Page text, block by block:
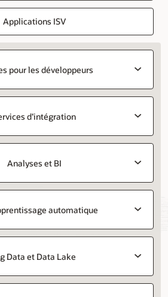
Applications ISV
pour les développeurs
d’intégration
Analyses et BI
automatique
Data et Data Lake